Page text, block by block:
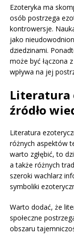
Ezoteryka ma
osób postrzega
kontrowersje.
jako
dziedzinami.
może być łączona
wpływa na jej
Literatura
źródło
Literatura
różnych aspektów
warto zgłębić, to
a także różnych
szeroki wachlarz
symboliki
Warto dodać, że
społeczne
obszaru